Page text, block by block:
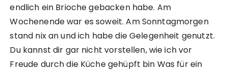
endlich ein Brioche gebacken habe. Am
Wochenende war es soweit. Am Sonntagmorgen
stand nix an und ich habe die Gelegenheit genutzt.
Du kannst dir gar nicht vorstellen, wie ich vor
Freude durch die Küche gehüpft bin Was für ein